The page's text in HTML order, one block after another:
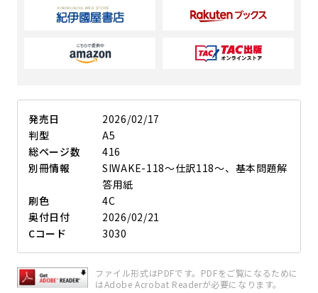
発売日
2026/02/17
判型
A5
総ページ数
416
別冊情報
SIWAKE-118～仕訳118～、基本問題解
答用紙
刷色
4C
奥付日付
2026/02/21
Cコード
3030
ファイル形式はPDFです。PDFをご覧になるために
はAdobe Acrobat Readerが必要になります。